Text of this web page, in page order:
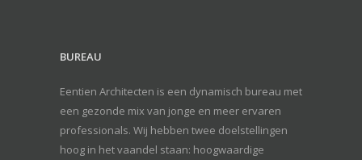
BUREAU
Eentien Architecten is een dynamisch bureau met
een gezonde mix van jonge en meer ervaren
professionals. Wij hebben twee doelstellingen
hoog in het vaandel staan: hoogwaardige